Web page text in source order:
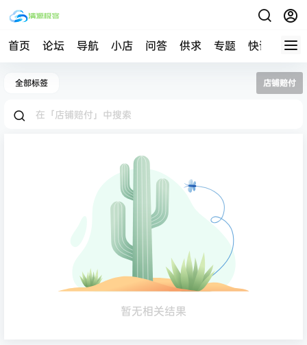
首页 论坛 导航 小店 问答 供求 专题 快讯 帮
全部标签 店铺赔付
暂无相关结果